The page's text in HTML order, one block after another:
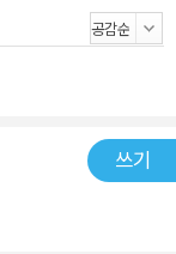
'OpenCV를 이용
을 설명하고 Open
용한 비디오 처
한 후 크기 조정
에서 물체 추적을
쓰기